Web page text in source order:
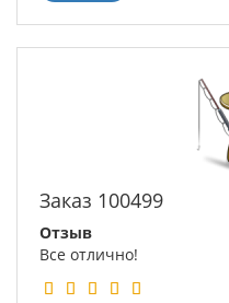
Заказ 100499
Отзыв
Все отлично!